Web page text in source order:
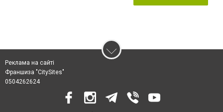
Реклама на сайті
Франшиза "CitySites"
0504262624